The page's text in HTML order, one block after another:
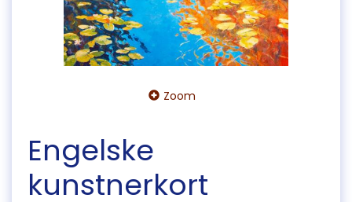
Zoom
Engelske
kunstnerkort